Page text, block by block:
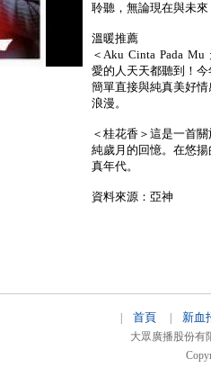
聆聽，無論現在與未來
溫暖推薦
＜Aku Cinta Pada Mu
愛的人天天都聽到！
簡單直接與純真美好
浪漫。
＜桂花香＞這是一首
純歲月的回憶。在悠
真年代。
資料來源：亞神
| 首頁| 新血
大眾廣播股份有